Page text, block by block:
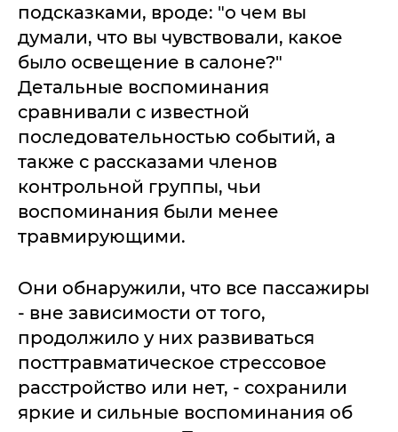
подсказками, вроде: "о чем вы
думали, что вы чувствовали, какое
было освещение в салоне?"
Детальные воспоминания
сравнивали с известной
последовательностью событий, а
также с рассказами членов
контрольной группы, чьи
воспоминания были менее
травмирующими.
Они обнаружили, что все пассажиры
- вне зависимости от того,
продолжило у них развиваться
посттравматическое стрессовое
расстройство или нет, - сохранили
яркие и сильные воспоминания об